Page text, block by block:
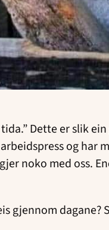
Dette er slik
og
noko med oss.
gjennom dagane?